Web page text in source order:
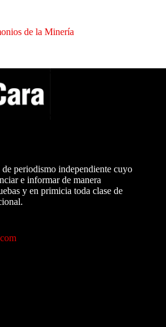
de la Minería
de periodismo independiente cuyo
e informar de manera
y en primicia toda clase de